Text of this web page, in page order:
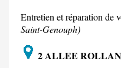
Entretien et réparation de
Saint-Genouph)
2 ALLEE